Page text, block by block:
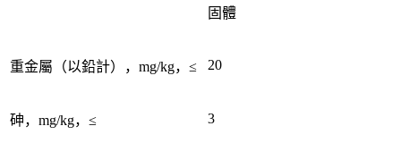
固體
重金屬（以鉛計），mg/kg，≤ 20
砷，mg/kg，≤ 3